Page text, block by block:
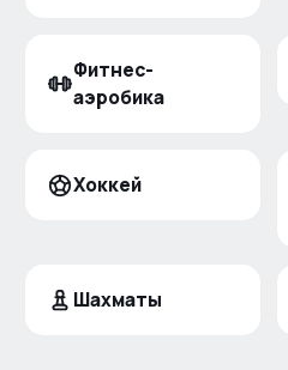
Фитнес-
аэробика
Хоккей
Шахматы